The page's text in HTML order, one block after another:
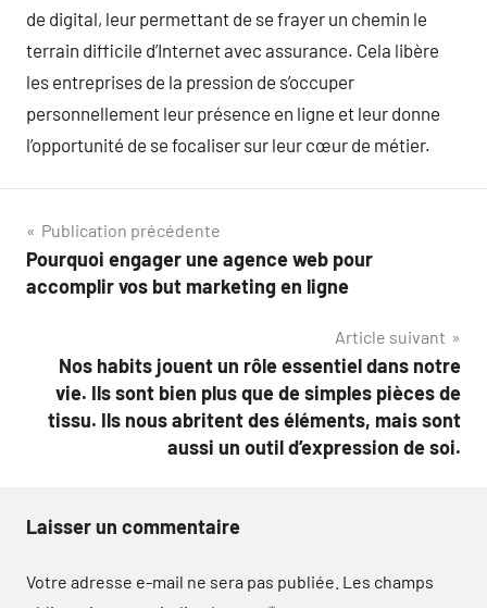
de digital, leur permettant de se frayer un chemin le
terrain difficile d’Internet avec assurance. Cela libère
les entreprises de la pression de s’occuper
personnellement leur présence en ligne et leur donne
l’opportunité de se focaliser sur leur cœur de métier.
Navigation
de
Publication précédente
Pourquoi engager une agence web pour
accomplir vos but marketing en ligne
Article suivant
Nos habits jouent un rôle essentiel dans notre
vie. Ils sont bien plus que de simples pièces de
tissu. Ils nous abritent des éléments, mais sont
aussi un outil d’expression de soi.
Laisser un commentaire
Votre adresse e-mail ne sera pas publiée. Les champs